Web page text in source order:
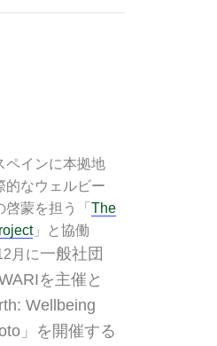
ペインに本拠地
的なウェルビー
蒙を担う「 The
」と協働
月に一般社団
を主催と
Wellbeing
」を 開催する